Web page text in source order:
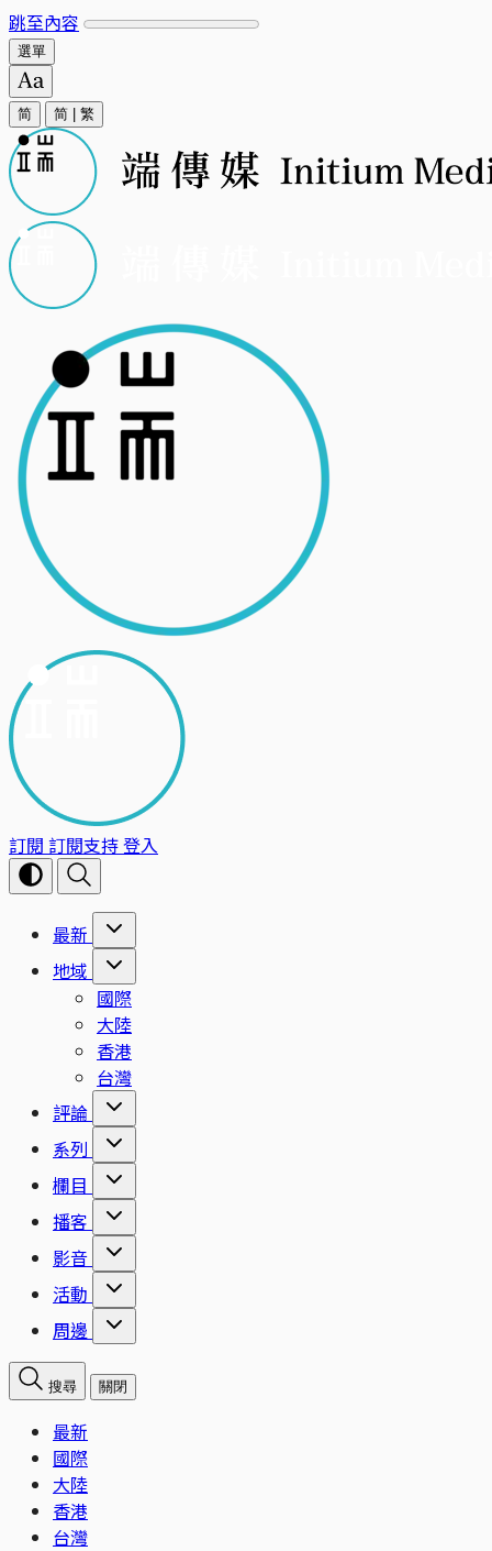
跳至內容
選單
简 简 繁
訂閱 訂閱支持登入
最新
地域
國際
大陸
香港
台灣
評論
系列
欄目
播客
影音
活動
周邊
搜尋 關閉
最新
國際
大陸
香港
台灣